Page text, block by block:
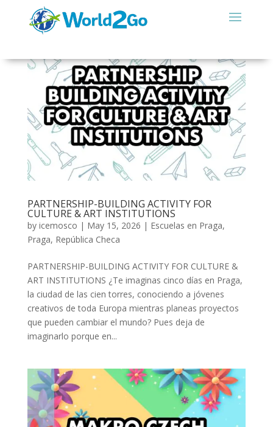
PARTNERSHIP-BUILDING ACTIVITY FOR
CULTURE & ART INSTITUTIONS
by icemosco | May 15, 2026 | Escuelas en Praga,
Praga, República Checa
PARTNERSHIP-BUILDING ACTIVITY FOR CULTURE &
ART INSTITUTIONS ¿Te imaginas cinco días en Praga,
la ciudad de las cien torres, conociendo a jóvenes
creativos de toda Europa mientras planeas proyectos
que pueden cambiar el mundo? Pues deja de
imaginarlo porque en...